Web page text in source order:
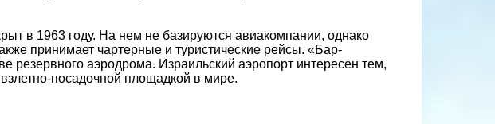
в 1963 году. На нем не базируются авиакомпании, однако
принимает чартерные и туристические рейсы. «Бар-
резервного аэродрома. Израильский аэропорт интересен тем,
посадочной площадкой в мире.